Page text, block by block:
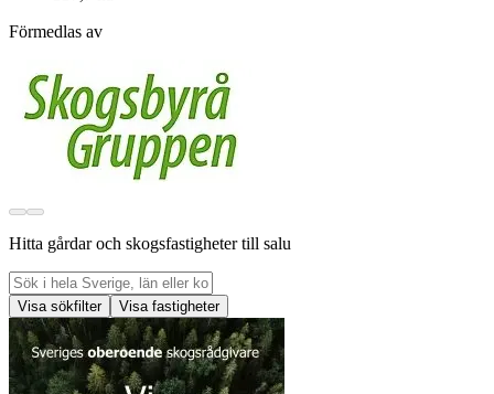
Förmedlas av
Hitta gårdar och skogsfastigheter till salu
Visa sökfilter Visa fastigheter